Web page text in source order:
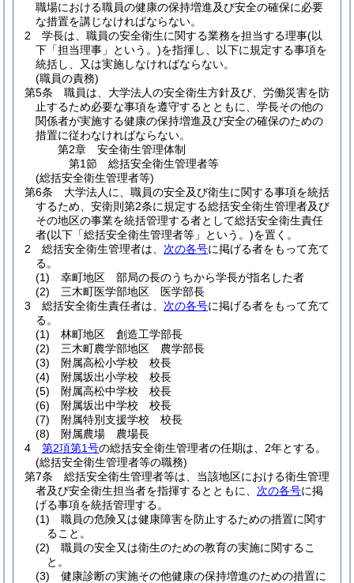
職場における職員の健康の保持増進及び安全の確保に必要
な措置を講じなければならない。
2
学長は、職員の安全衛生に関する業務を担当する理事(以
下「担当理事」という。)を指揮し、以下に規定する事項を
統括し、又は実施しなければならない。
(職員の責務)
第5条
職員は、大学法人の安全衛生方針及び、労働災害を防
止するため必要な事項を遵守するとともに、学長その他の
関係者が実施する健康の保持増進及び安全の確保のための
措置に従わなければならない。
第2章
安全衛生管理体制
第1節
総括安全衛生管理者等
(総括安全衛生管理者等)
第6条
大学法人に、職員の安全及び衛生に関する事項を統括
するため、安衛則第2条に規定する総括安全衛生管理者及び
その地区の事業を統括管理する者として総括安全衛生責任
者(以下「総括安全衛生管理者等」という。)を置く。
2
総括安全衛生管理者は、 次の各号に掲げる者をもって充て
る。
(1)
幸町地区 部局の長のうちから学長が指名した者
(2)
三木町医学部地区 医学部長
3
総括安全衛生責任者は、 次の各号に掲げる者をもって充て
る。
(1)
林町地区 創造工学部長
(2)
三木町農学部地区 農学部長
(3)
附属高松小学校 校長
(4)
附属坂出小学校 校長
(5)
附属高松中学校 校長
(6)
附属坂出中学校 校長
(7)
附属特別支援学校 校長
(8)
附属農場 農場長
4
第2項第1号の総括安全衛生管理者の任期は、2年とする。
(総括安全衛生管理者等の職務)
第7条
総括安全衛生管理者等は、当該地区における衛生管理
者及び安全衛生担当者を指揮するとともに、 次の各号に掲
げる事項を統括管理する。
(1)
職員の危険又は健康障害を防止するための措置に関す
ること。
(2)
職員の安全又は衛生のための教育の実施に関するこ
と。
(3)
健康診断の実施その他健康の保持増進のための措置に